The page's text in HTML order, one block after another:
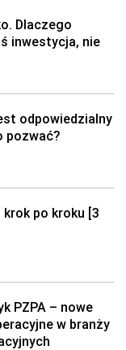
Dlaczego
inwestycja, nie
odpowiedzialny
pozwać?
po kroku [3
PZPA – nowe
w branży